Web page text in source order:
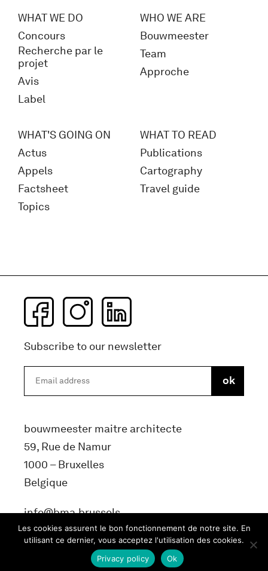
WHAT WE DO
Concours
Recherche par le
projet
Avis
Label
WHO WE ARE
Bouwmeester
Team
Approche
WHAT'S GOING ON
Actus
Appels
Factsheet
Topics
WHAT TO READ
Publications
Cartography
Travel guide
Subscribe to our newsletter
bouwmeester maitre architecte
59, Rue de Namur
1000 – Bruxelles
Belgique
info@bma.brussels
Les cookies assurent le bon fonctionnement de notre site. En
utilisant ce dernier, vous acceptez l'utilisation des cookies.
Ok
Privacy policy